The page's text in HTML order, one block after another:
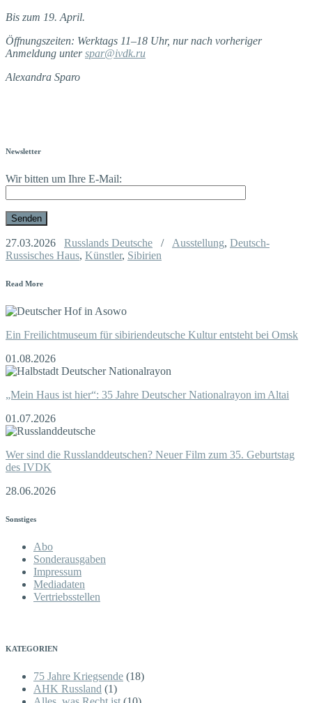
Bis zum 19. April.
Öffnungszeiten: Werktags 11–18 Uhr, nur nach vorheriger
Anmeldung unterspar@ivdk.ru
Alexandra Sparo
Newsletter
Wir bitten um Ihre E-Mail:
27.03.2026 Russlands Deutsche / Ausstellung, Deutsch-
Russisches Haus, Künstler, Sibirien
Read More
Ein Freilichtmuseum für sibiriendeutsche Kultur entsteht bei Omsk
01.08.2026
„Mein Haus ist hier“: 35 Jahre Deutscher Nationalrayon im Altai
01.07.2026
Wer sind die Russlanddeutschen? Neuer Film zum 35. Geburtstag
des IVDK
28.06.2026
Sonstiges
Abo
Sonderausgaben
Impressum
Mediadaten
Vertriebsstellen
KATEGORIEN
75 Jahre Kriegsende (18)
AHK Russland (1)